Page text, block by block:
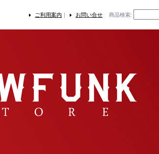
ご利用案内 ｜ お問い合せ 商品検索: